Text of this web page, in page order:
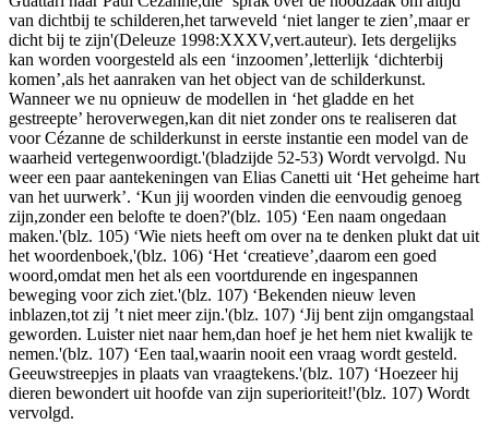
van dichtbij te schilderen,het tarweveld ‘niet langer te zien’,maar er
dicht bij te zijn'(Deleuze 1998:XXXV,vert.auteur). Iets dergelijks
kan worden voorgesteld als een ‘inzoomen’,letterlijk ‘dichterbij
komen’,als het aanraken van het object van de schilderkunst.
Wanneer we nu opnieuw de modellen in ‘het gladde en het
gestreepte’ heroverwegen,kan dit niet zonder ons te realiseren dat
voor Cézanne de schilderkunst in eerste instantie een model van de
waarheid vertegenwoordigt.'(bladzijde 52-53) Wordt vervolgd. Nu
weer een paar aantekeningen van Elias Canetti uit ‘Het geheime hart
van het uurwerk’. ‘Kun jij woorden vinden die eenvoudig genoeg
zijn,zonder een belofte te doen?'(blz. 105) ‘Een naam ongedaan
maken.'(blz. 105) ‘Wie niets heeft om over na te denken plukt dat uit
het woordenboek,'(blz. 106) ‘Het ‘creatieve’,daarom een goed
woord,omdat men het als een voortdurende en ingespannen
beweging voor zich ziet.'(blz. 107) ‘Bekenden nieuw leven
inblazen,tot zij ’t niet meer zijn.'(blz. 107) ‘Jij bent zijn omgangstaal
geworden. Luister niet naar hem,dan hoef je het hem niet kwalijk te
nemen.'(blz. 107) ‘Een taal,waarin nooit een vraag wordt gesteld.
Geeuwstreepjes in plaats van vraagtekens.'(blz. 107) ‘Hoezeer hij
dieren bewondert uit hoofde van zijn superioriteit!'(blz. 107) Wordt
vervolgd.